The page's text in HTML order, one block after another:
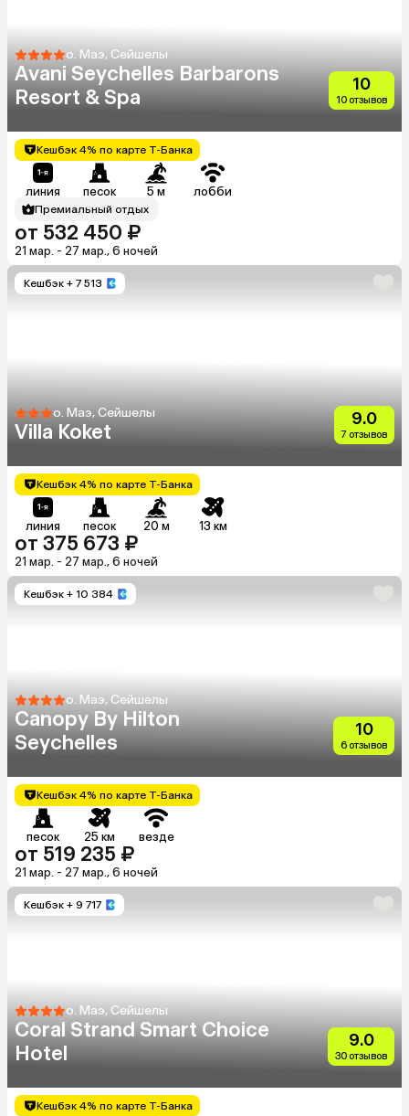
о. Маэ, Сейшелы
Avani Seychelles Barbarons
Resort & Spa
10
10 отзывов
Кешбэк 4% по карте Т-Банка
линия песок 5 м лобби
Премиальный отдых
от 532 450 ₽
21 мар. - 27 мар., 6 ночей
Кешбэк + 7 513
о. Маэ, Сейшелы
Villa Koket
9.0
7 отзывов
Кешбэк 4% по карте Т-Банка
линия песок 20 м 13 км
от 375 673 ₽
21 мар. - 27 мар., 6 ночей
Кешбэк + 10 384
о. Маэ, Сейшелы
Canopy By Hilton
Seychelles
10
6 отзывов
Кешбэк 4% по карте Т-Банка
песок 25 км везде
от 519 235 ₽
21 мар. - 27 мар., 6 ночей
Кешбэк + 9 717
о. Маэ, Сейшелы
Coral Strand Smart Choice
Hotel
9.0
30 отзывов
Кешбэк 4% по карте Т-Банка